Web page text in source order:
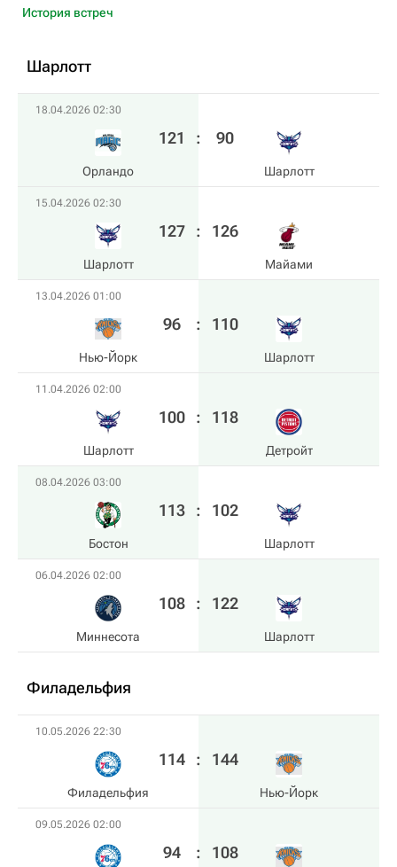
История встреч
Шарлотт
18.04.2026 02:30
Орландо
121 : 90
Шарлотт
15.04.2026 02:30
Шарлотт
127 : 126
Майами
13.04.2026 01:00
Нью-Йорк
96 : 110
Шарлотт
11.04.2026 02:00
Шарлотт
100 : 118
Детройт
08.04.2026 03:00
Бостон
113 : 102
Шарлотт
06.04.2026 02:00
Миннесота
108 : 122
Шарлотт
Филадельфия
10.05.2026 22:30
Филадельфия
114 : 144
Нью-Йорк
09.05.2026 02:00
94 : 108